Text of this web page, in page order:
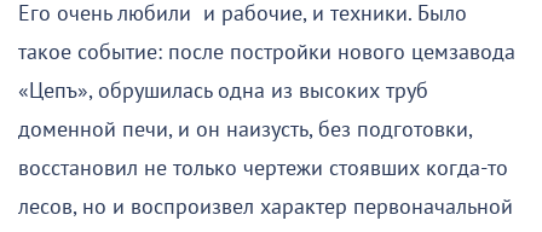
Его очень любили и рабочие, и техники. Было
такое событие: после постройки нового цемзавода
«Цепъ», обрушилась одна из высоких труб
доменной печи, и он наизусть, без подготовки,
восстановил не только чертежи стоявших когда-то
лесов, но и воспроизвел характер первоначальной